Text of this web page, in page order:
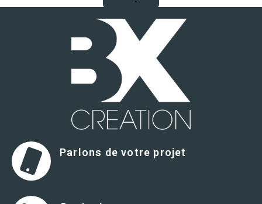
Parlons de votre projet